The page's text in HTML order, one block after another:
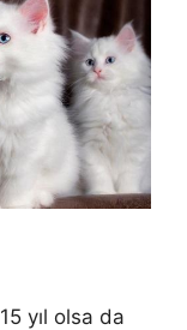
15 yıl olsa da